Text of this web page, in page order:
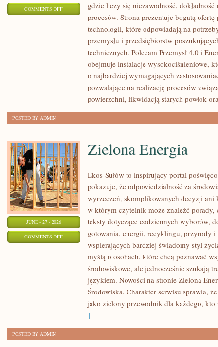
COMMENTS OFFON
gdzie liczy się niezawodność,
procesów. Strona prezentuje bogatą ofertę
technologii, które odpowiadają na
przemysłu i przedsiębiorstw
technicznych. Polecam Przemysł 4.0 i
obejmuje instalacje wysokociśnieniowe,
o najbardziej wymagających
pozwalające na realizację procesów
powierzchni, likwidacją starych powłok
POSTED BY ADMIN
JUNE - 27 - 2026
COMMENTS OFFON
Zielona Energia
Ekos-Sułów to inspirujący portal
pokazuje, że odpowiedzialność za
wyrzeczeń, skomplikowanych decyzji ani
w którym czytelnik może znaleźć porady,
teksty dotyczące codziennych wyborów,
gotowania, energii, recyklingu, przyrody i
wspierających bardziej świadomy styl
myślą o osobach, które chcą poznawać
środowiskowe, ale jednocześnie szukają
językiem. Nowości na stronie Zielona
Środowiska. Charakter serwisu sprawia,
jako zielony przewodnik dla każdego, kto
]
POSTED BY ADMIN